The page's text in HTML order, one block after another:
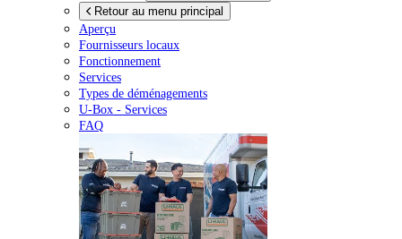
Retour au menu principal
Aperçu
Fournisseurs locaux
Fonctionnement
Services
Types de déménagements
U-Box - Services
FAQ